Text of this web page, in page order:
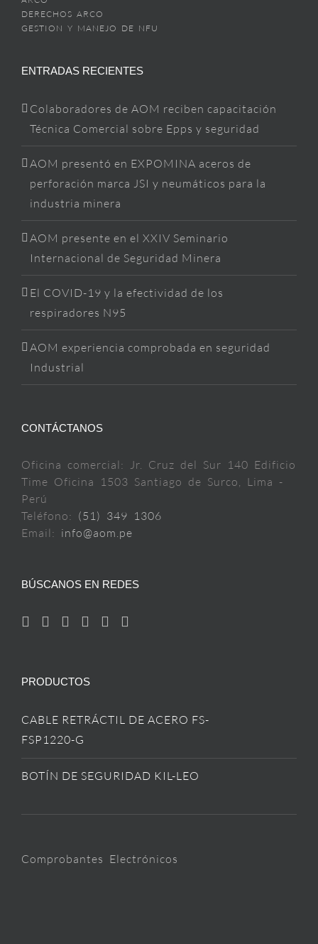
DERECHOS ARCO
GESTION Y MANEJO DE NFU
ENTRADAS RECIENTES
Colaboradores de AOM reciben capacitación
Técnica Comercial sobre Epps y seguridad
AOM presentó en EXPOMINA aceros de
perforación marca JSI y neumáticos para la
industria minera
AOM presente en el XXIV Seminario
Internacional de Seguridad Minera
El COVID-19 y la efectividad de los
respiradores N95
AOM experiencia comprobada en seguridad
Industrial
CONTÁCTANOS
Oficina comercial: Jr. Cruz del Sur 140 Edificio
Time Oficina 1503 Santiago de Surco, Lima -
Perú
Teléfono: (51) 349 1306
Email: info@aom.pe
BÚSCANOS EN REDES
PRODUCTOS
CABLE RETRÁCTIL DE ACERO FS-
FSP1220-G
BOTÍN DE SEGURIDAD KIL-LEO
Comprobantes Electrónicos